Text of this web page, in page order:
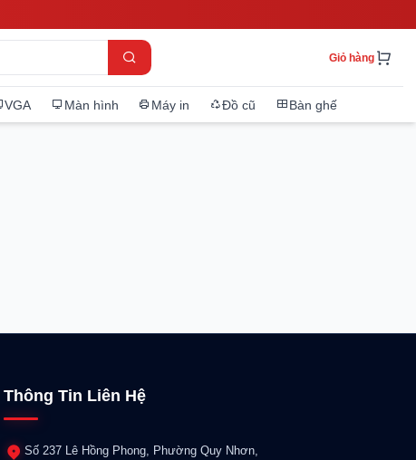
Giỏ hàng
VGA Màn hình Máy in Đồ cũ Bàn ghế
Thông Tin Liên Hệ
Số 237 Lê Hồng Phong, Phường Quy Nhơn,